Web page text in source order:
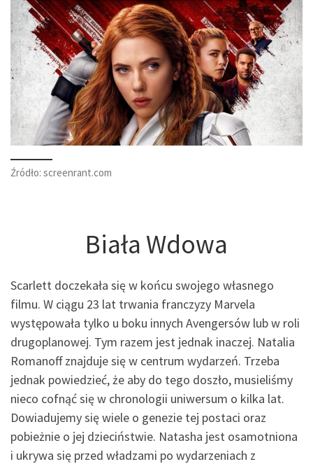
Źródło: screenrant.com
Biała Wdowa
Scarlett doczekała się w końcu swojego własnego
filmu. W ciągu 23 lat trwania franczyzy Marvela
występowała tylko u boku innych Avengersów lub w roli
drugoplanowej. Tym razem jest jednak inaczej. Natalia
Romanoff znajduje się w centrum wydarzeń. Trzeba
jednak powiedzieć, że aby do tego doszło, musieliśmy
nieco cofnąć się w chronologii uniwersum o kilka lat.
Dowiadujemy się wiele o genezie tej postaci oraz
pobieżnie o jej dzieciństwie. Natasha jest osamotniona
i ukrywa się przed władzami po wydarzeniach z